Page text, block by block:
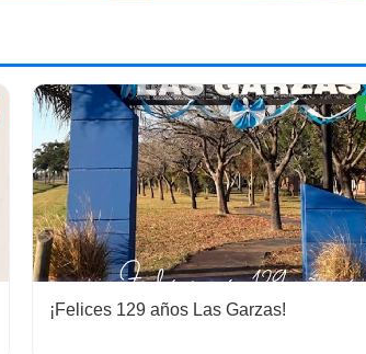
¡Felices 129 años Las Garzas!